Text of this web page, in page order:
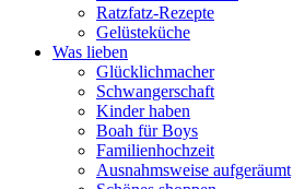
Ratzfatz-Rezepte
Gelüsteküche
Was lieben
Glücklichmacher
Schwangerschaft
Kinder haben
Boah für Boys
Familienhochzeit
Ausnahmsweise aufgeräumt